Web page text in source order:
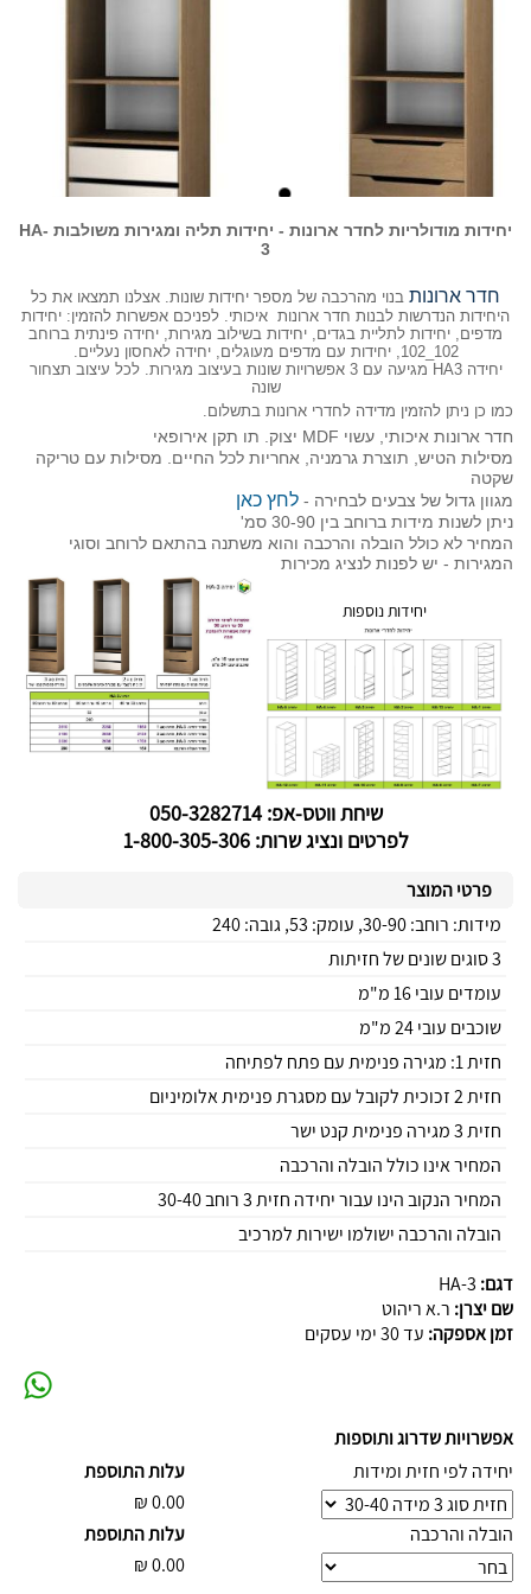
יחידות מודולריות לחדר ארונות - יחידות תליה ומגירות משולבות HA-
3
חדר ארונות בנוי מהרכבה של מספר יחידות שונות. אצלנו תמצאו את כל
היחידות הנדרשות לבנות חדר ארונות איכותי. לפניכם אפשרות להזמין: יחידות
מדפים, יחידות לתליית בגדים, יחידות בשילוב מגירות, יחידה פינתית ברוחב
102_102, יחידות עם מדפים מעוגלים, יחידה לאחסון נעליים.
יחידה HA3 מגיעה עם 3 אפשרויות שונות בעיצוב מגירות. לכל עיצוב תצחור
שונה
כמו כן ניתן להזמין מדידה לחדרי ארונות בתשלום.
חדר ארונות איכותי, עשוי MDF יצוק. תו תקן אירופאי
מסילות הטיש, תוצרת גרמניה, אחריות לכל החיים. מסילות עם טריקה
שקטה
מגוון גדול של צבעים לבחירה - לחץ כאן
ניתן לשנות מידות ברוחב בין 30-90 סמ'
המחיר לא כולל הובלה והרכבה והוא משתנה בהתאם לרוחב וסוגי
המגירות - יש לפנות לנציג מכירות
יחידות נוספות
שיחת ווטס-אפ: 050-3282714
לפרטים ונציג שרות: 1-800-305-306
פרטי המוצר
מידות: רוחב: 30-90, עומק: 53, גובה: 240
3 סוגים שונים של חזיתות
עומדים עובי 16 מ"מ
שוכבים עובי 24 מ"מ
חזית 1: מגירה פנימית עם פתח לפתיחה
חזית 2 זכוכית לקובל עם מסגרת פנימית אלומיניום
חזית 3 מגירה פנימית קנט ישר
המחיר אינו כולל הובלה והרכבה
המחיר הנקוב הינו עבור יחידה חזית 3 רוחב 30-40
הובלה והרכבה ישולמו ישירות למרכיב
דגם: HA-3
שם יצרן: ר.א ריהוט
זמן אספקה: עד 30 ימי עסקים
אפשרויות שדרוג ותוספות
יחידה לפי חזית ומידות
עלות התוספת
0.00
₪
הובלה והרכבה
עלות התוספת
0.00
₪